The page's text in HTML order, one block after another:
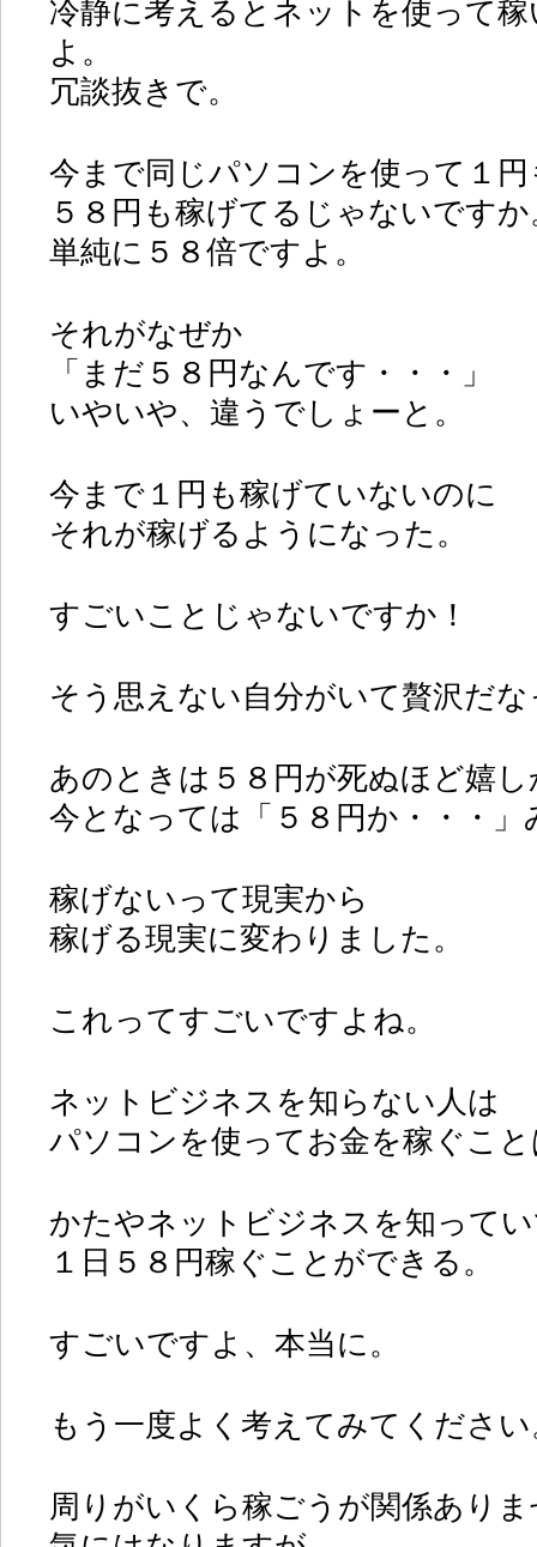
冷静に考えるとネットを使って
よ。
冗談抜きで。
今まで同じパソコンを使って１
５８円も稼げてるじゃないですか
単純に５８倍ですよ。
それがなぜか
「まだ５８円なんです・・・」
いやいや、違うでしょーと。
今まで１円も稼げていないのに
それが稼げるようになった。
すごいことじゃないですか！
そう思えない自分がいて贅沢だ
あのときは５８円が死ぬほど嬉
今となっては「５８円か・・・」
稼げないって現実から
稼げる現実に変わりました。
これってすごいですよね。
ネットビジネスを知らない人は
パソコンを使ってお金を稼ぐこ
かたやネットビジネスを知って
１日５８円稼ぐことができる。
すごいですよ、本当に。
もう一度よく考えてみてください
周りがいくら稼ごうが関係あり